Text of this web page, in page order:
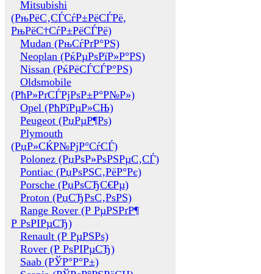
Mitsubishi
(РњРёС‚СЃСѓР±РёСЃРё,
РњРёС†СѓР±РёСЃРё)
Mudan (РњСѓРґР°РЅ)
Neoplan (РќРµРѕРїР»Р°РЅ)
Nissan (РќРёСЃСЃР°РЅ)
Oldsmobile
(РћР»РґСЃРјРѕР±Р°Р№Р»)
Opel (РћРїРµР»СЊ)
Peugeot (РџРµР¶Рѕ)
Plymouth
(РџР»СЌР№РјР°СѓСЃ)
Polonez (РџРѕР»РѕРЅРµС‚СЃ)
Pontiac (РџРѕРЅС‚РёР°Рє)
Porsche (РџРѕСЂС€Рµ)
Proton (РџСЂРѕС‚РѕРЅ)
Range Rover (Р РµРЅРґР¶
Р РѕРІРµСЂ)
Renault (Р РµРЅРѕ)
Rover (Р РѕРІРµСЂ)
Saab (РЎР°Р°Р±)